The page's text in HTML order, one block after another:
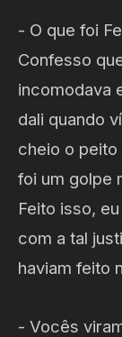
- O que foi
Confesso
incomodava
dali quando
cheio o
foi um golpe
Feito isso,
com a tal
haviam feito
- Vocês